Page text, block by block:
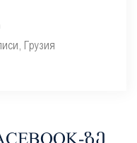
Грузия